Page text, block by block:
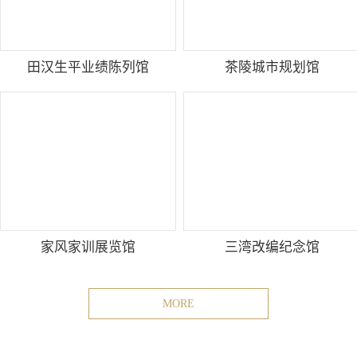
田汉生平业绩陈列馆 茶陵城市规划馆
家风家训展览馆 三湾改编纪念馆
MORE